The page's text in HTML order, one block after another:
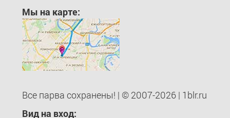
Мы на карте:
Все парва сохранены! | © 2007-2026 | 1blr.ru
Вид на вход: